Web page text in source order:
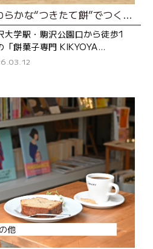
やわらかな“つきたて餅”でつくる極上の餅菓子の店
大学駅・駒沢公園口から徒歩1
「餅菓子専門 KIKYOYA
（キキョウヤ オリイ）」は、
他